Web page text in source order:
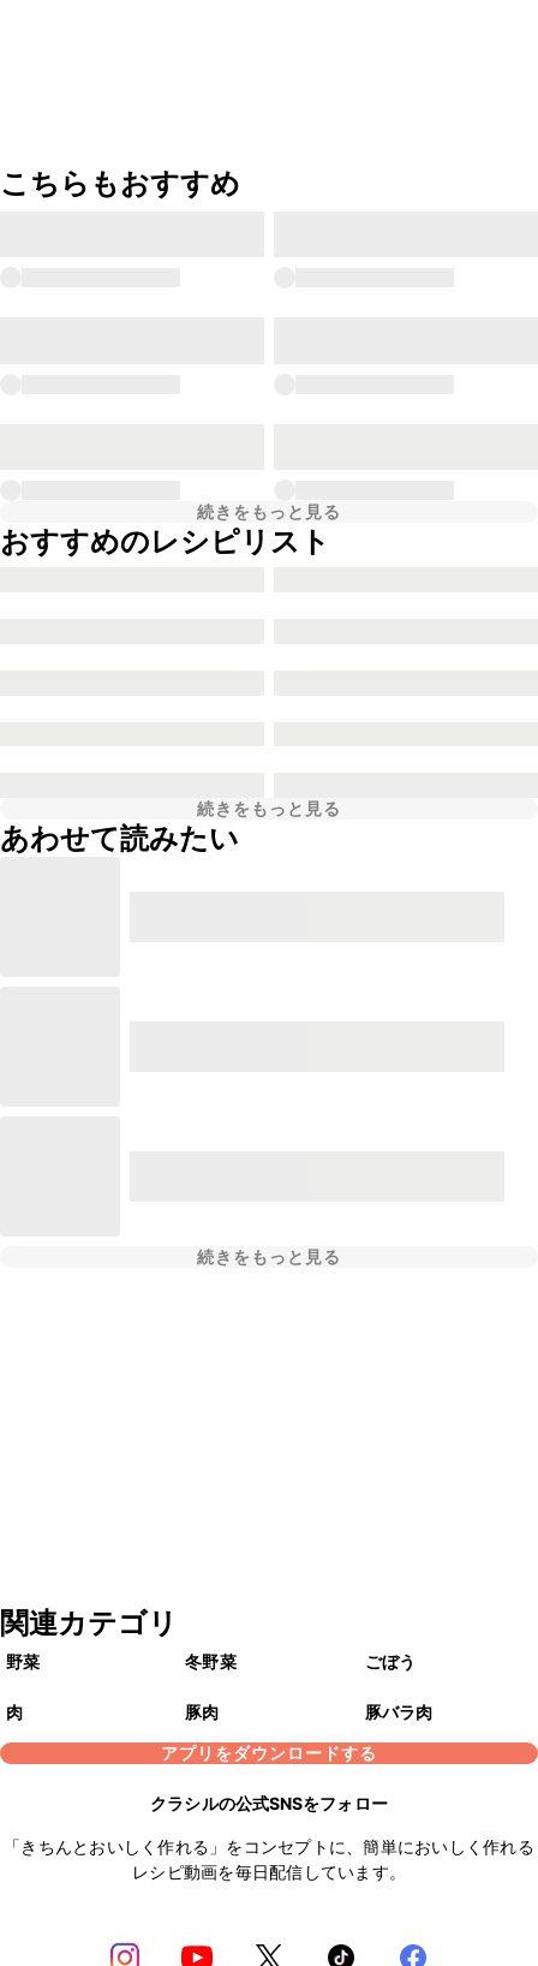
こちらもおすすめ
続きをもっと見る
おすすめのレシピリスト
続きをもっと見る
あわせて読みたい
続きをもっと見る
関連カテゴリ
野菜 冬野菜 ごぼう
肉 豚肉
豚バラ肉
アプリをダウンロードする
クラシルの公式SNSをフォロー
「きちんとおいしく作れる」をコンセプトに、簡単においしく作れる
レシピ動画を毎日配信しています。